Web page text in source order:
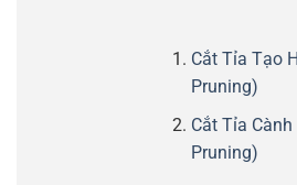
Cắt Tỉa Tạo
Pruning)
Cắt Tỉa
Pruning)